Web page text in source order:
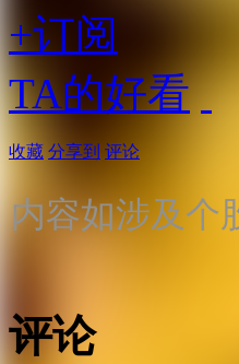
+订阅
TA的好看
收藏 分享到 评论
内容如涉及个
评论